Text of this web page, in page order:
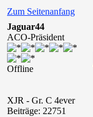
Zum Seitenanfang
Jaguar44
ACO-Präsident
Offline
XJR - Gr. C 4ever
Beiträge: 22751